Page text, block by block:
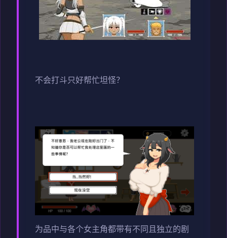
不会打斗只好帮忙坦怪？
为品中与各个女主角都带有不同且独立的剧